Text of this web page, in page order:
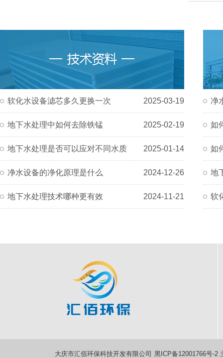
软化水设备滤芯多久更换一次 2025-03-19
地下水处理中如何去除铁锰 2025-02-19
地下水处理是否可以应对不同水质 2025-01-14
净水设备的净化原理是什么 2024-12-26
地下水处理技术哪种更有效 2024-11-21
净
如
如
地
软
大庆市汇佰环保科技开发有限公司 黑ICP备12001766号-2